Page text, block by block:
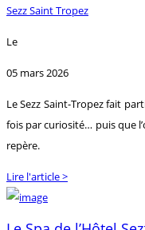
Sezz Saint Tropez
Le
05 mars 2026
Le Sezz Saint-Tropez fait
fois par curiosité… puis que
repère.
Lire l'article >